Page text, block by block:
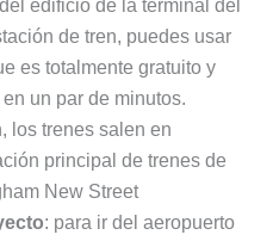
edificio de la terminal del
de tren, puedes usar
es totalmente gratuito y
un par de minutos.
los trenes salen en
principal de trenes de
New Street
: para ir del aeropuerto